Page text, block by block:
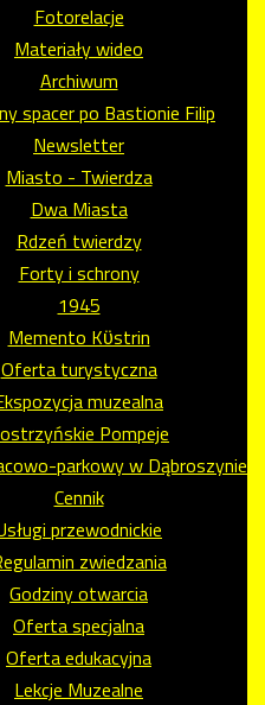
Fotorelacje
Materiały wideo
Archiwum
spacer po Bastionie Filip
Newsletter
Miasto - Twierdza
Dwa Miasta
Rdzeń twierdzy
Forty i schrony
1945
Memento Kϋstrin
Oferta turystyczna
muzealna
Pompeje
parkowy w Dąbroszynie
Cennik
przewodnickie
zwiedzania
Godziny otwarcia
Oferta specjalna
Oferta edukacyjna
Lekcje Muzealne